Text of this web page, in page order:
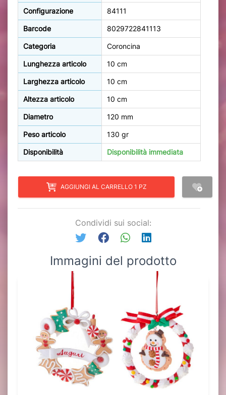
Configurazione 84111
Barcode 8029722841113
Categoria Coroncina
Lunghezza articolo 10 cm
Larghezza articolo 10 cm
Altezza articolo 10 cm
Diametro 120 mm
Peso articolo 130 gr
Disponibilità Disponibilità immediata
AGGIUNGI AL CARRELLO 1 PZ
Condividi sui social:
Immagini del prodotto